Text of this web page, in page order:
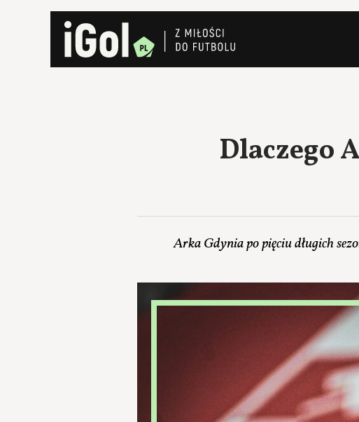
Dlaczego
Arka Gdynia po pięciu długich